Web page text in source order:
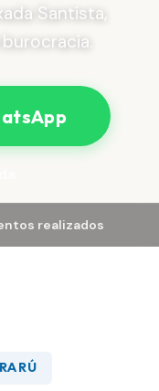
Santista,
realizados